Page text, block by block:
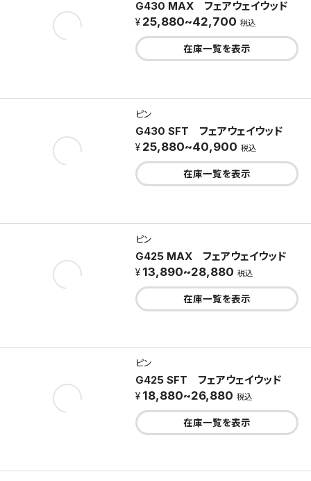
G430 MAX フェアウェイウッド
25,880~42,700 税込
在庫一覧を表示
ピン
G430 SFT フェアウェイウッド
25,880~40,900 税込
在庫一覧を表示
ピン
G425 MAX フェアウェイウッド
13,890~28,880 税込
在庫一覧を表示
ピン
G425 SFT フェアウェイウッド
18,880~26,880 税込
在庫一覧を表示